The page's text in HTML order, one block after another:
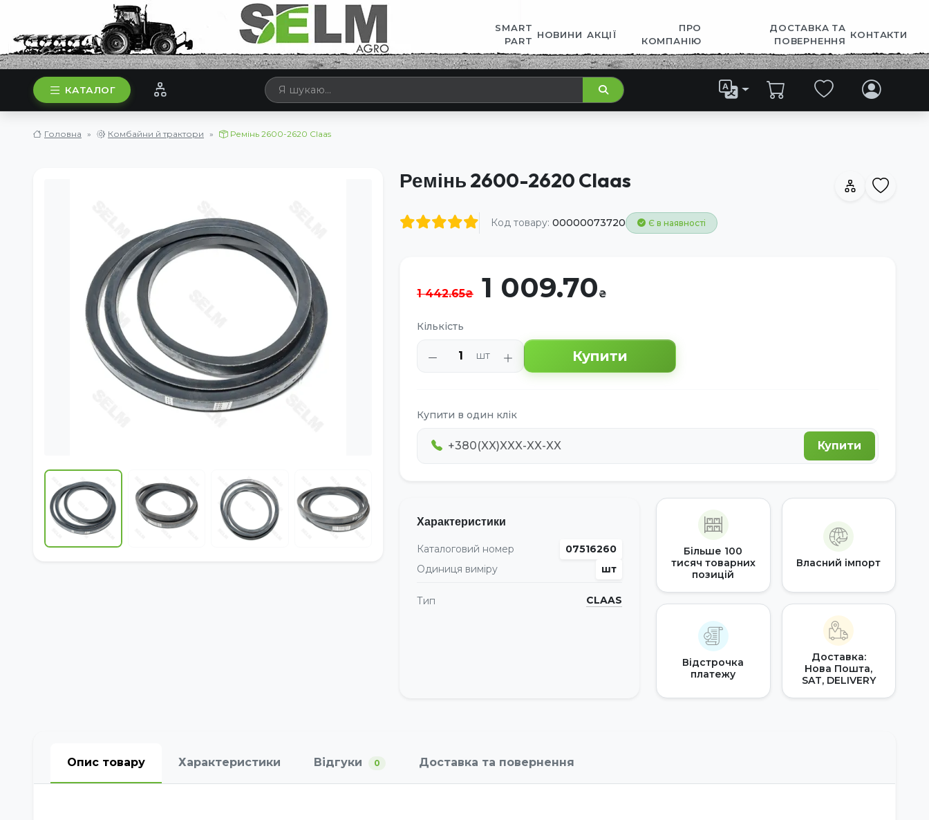
SMART
PART
НОВИНИ АКЦІЇ
ПРО
КОМПАНІЮ
ДОСТАВКА ТА
ПОВЕРНЕННЯ
КОНТАКТИ
КАТАЛОГ
Головна Комбайни й трактори Ремінь 2600-2620 Claas
Ремінь 2600-2620 Claas
Код товару: 00000073720 Є в наявності
1 442.65 1 009.70
Кількість
шт Купити
Купити в один клік
Купити
Характеристики
Каталоговий номер
07516260
Одиниця виміру
шт
Тип CLAAS
Більше 100
тисяч товарних
позицій
Власний імпорт
Відстрочка
платежу
Доставка:
Нова Пошта,
SAT, DELIVERY
Опис товару Характеристики Відгуки 0 Доставка та повернення